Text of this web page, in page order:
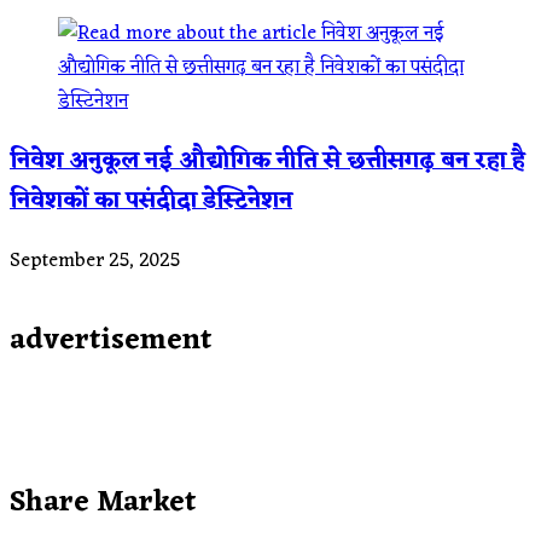
निवेश अनुकूल नई औद्योगिक नीति से छत्तीसगढ़ बन रहा है
निवेशकों का पसंदीदा डेस्टिनेशन
September 25, 2025
advertisement
Share Market